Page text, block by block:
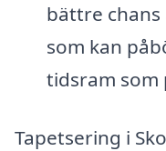
bättre
som kan
tidsram som
Tapetsering i